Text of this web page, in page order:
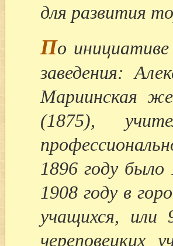
для развития
По
заведения:
Мариинская
(1875),
1896 году было
1908 году в
учащихся, или
череповецких